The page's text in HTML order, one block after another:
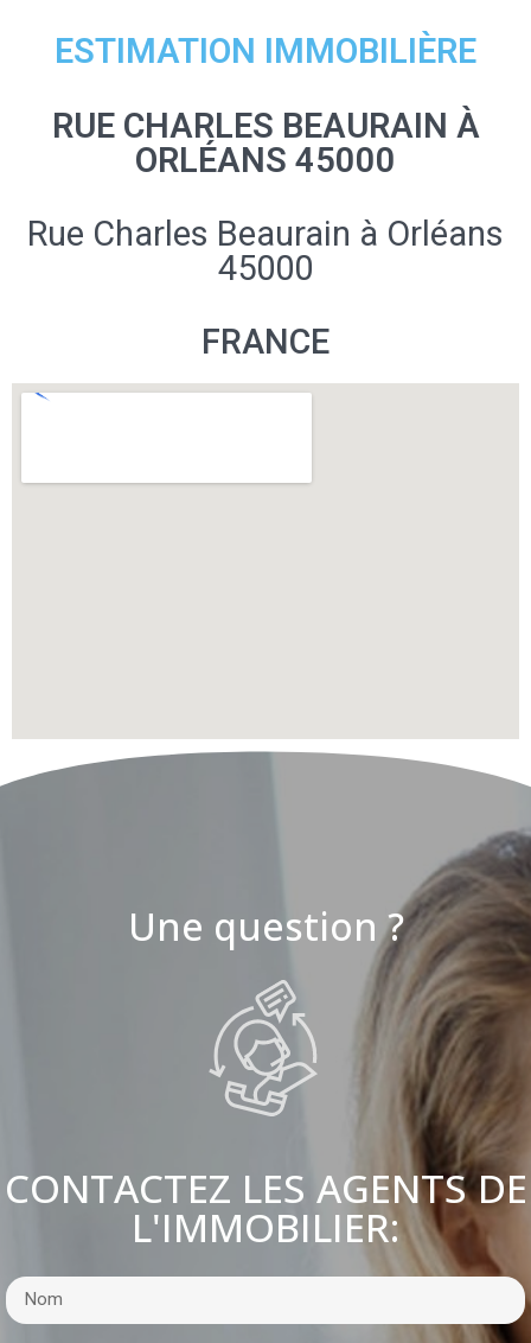
ESTIMATION IMMOBILIÈRE
RUE CHARLES BEAURAIN À
ORLÉANS 45000
Rue Charles Beaurain à Orléans
45000
FRANCE
Une question ?
CONTACTEZ LES AGENTS DE
L'IMMOBILIER: